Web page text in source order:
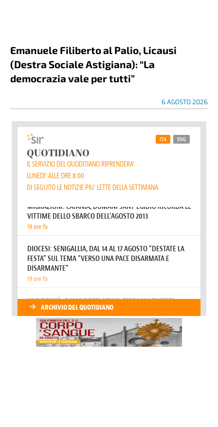
Emanuele Filiberto al Palio, Licausi
(Destra Sociale Astigiana): “La
democrazia vale per tutti”
6 AGOSTO 2026